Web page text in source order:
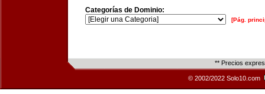
Categorías de Dominio:
[Pág.
** Precios
© 2002/2022 Solo10.com